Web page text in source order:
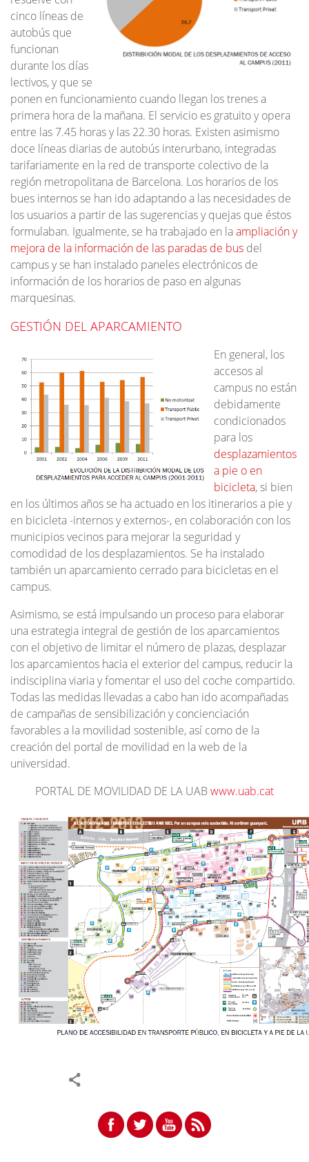
cinco líneas de
autobús que
funcionan
durante los días
lectivos, y que se
ponen en funcionamiento cuando llegan los trenes a
primera hora de la mañana. El servicio es gratuito y opera
entre las 7.45 horas y las 22.30 horas. Existen asimismo
doce líneas diarias de autobús interurbano, integradas
tarifariamente en la red de transporte colectivo de la
región metropolitana de Barcelona. Los horarios de los
bues internos se han ido adaptando a las necesidades de
los usuarios a partir de las sugerencias y quejas que éstos
formulaban. Igualmente, se ha trabajado en laampliación y
mejora de la información de las paradas de bus del
campus y se han instalado paneles electrónicos de
información de los horarios de paso en algunas
marquesinas.
GESTIÓN DEL APARCAMIENTO
En general, los
accesos al
campus no están
debidamente
condicionados
para los
desplazamientos
a pie o en
bicicleta, si bien
en los últimos años se ha actuado en los itinerarios a pie y
en bicicleta -internos y externos-, en colaboración con los
municipios vecinos para mejorar la seguridad y
comodidad de los desplazamientos. Se ha instalado
también un aparcamiento cerrado para bicicletas en el
campus.
Asimismo, se está impulsando un proceso para elaborar
una estrategia integral de gestión de los aparcamientos
con el objetivo de limitar el número de plazas, desplazar
los aparcamientos hacia el exterior del campus, reducir la
indisciplina viaria y fomentar el uso del coche compartido.
Todas las medidas llevadas a cabo han ido acompañadas
de campañas de sensibilización y concienciación
favorables a la movilidad sostenible, así como de la
creación del portal de movilidad en la web de la
universidad.
PORTAL DE MOVILIDAD DE LA UAB www.uab.cat